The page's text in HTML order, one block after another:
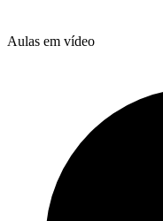
Aulas em vídeo